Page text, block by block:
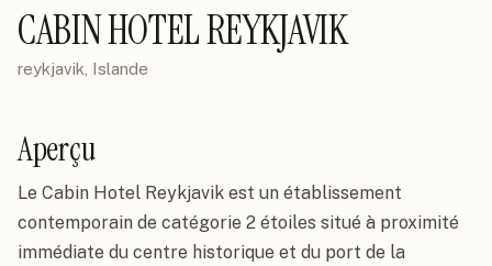
CABIN HOTEL REYKJAVIK
reykjavik, Islande
Aperçu
Le Cabin Hotel Reykjavik est un établissement
contemporain de catégorie 2 étoiles situé à proximité
immédiate du centre historique et du port de la